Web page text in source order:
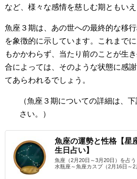
など、様々な感情を慈しむ期ともいえ
魚座３期は、あの世への最終的な移
を象徴的に示しています。これまで
もかかわらず、当たり前のことが生
合によっては、そのような状態に感
てあらわれるでしょう。
（魚座３期についての詳細は、
さい。）
魚座の運勢と性格【星
生日占い】
魚座（2月20日～3月20日）を占
水瓶座～魚座カスプ（2月16日～